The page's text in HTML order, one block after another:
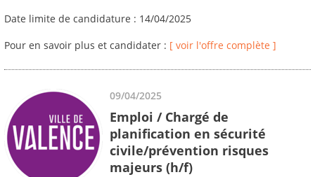
Date limite de candidature : 14/04/2025
Pour en savoir plus et candidater : [ voir l'offre complète ]
09/04/2025
Emploi / Chargé de
planification en sécurité
civile/prévention risques
majeurs (h/f)